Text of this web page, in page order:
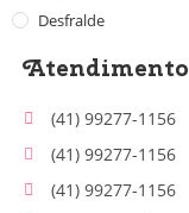
Desfralde
Atendimento
(41) 99277-1156
(41) 99277-1156
(41) 99277-1156